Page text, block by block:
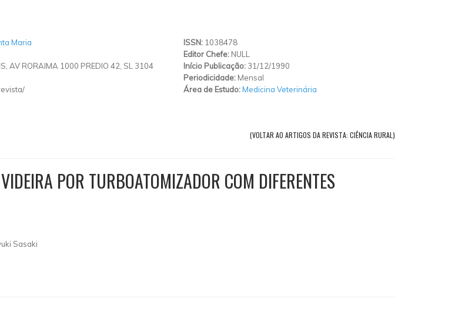
Maria
AV RORAIMA 1000 PREDIO 42, SL 3104
ISSN: 1038478
Editor Chefe: NULL
Início Publicação: 31/12/1990
Periodicidade: Mensal
Área de Estudo:Medicina Veterinária
(VOLTAR AO ARTIGOS DA REVISTA: CIÊNCIA RURAL)
POR TURBOATOMIZADOR COM DIFERENTES
Sasaki